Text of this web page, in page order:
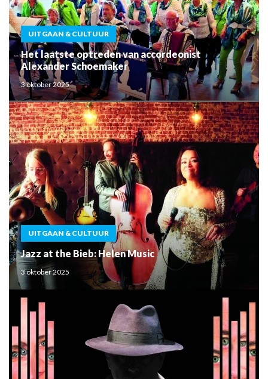
UITGAAN & CULTUUR
Het laatste optreden van accordeonist
Alexander Schoemaker
3 oktober 2025
UITGAAN & CULTUUR
Jazz at the Bieb: Helen Music
3 oktober 2025